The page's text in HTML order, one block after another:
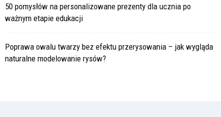
50 pomysłów na personalizowane prezenty dla ucznia po
ważnym etapie edukacji
Poprawa owalu twarzy bez efektu przerysowania – jak wygląda
naturalne modelowanie rysów?